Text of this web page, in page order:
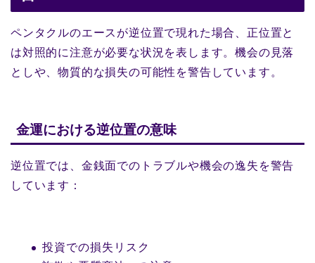
ペンタクルのエースが逆位置で現れた場合、正位置と
は対照的に注意が必要な状況を表します。機会の見落
としや、物質的な損失の可能性を警告しています。
金運における逆位置の意味
逆位置では、金銭面でのトラブルや機会の逸失を警告
しています：
投資での損失リスク